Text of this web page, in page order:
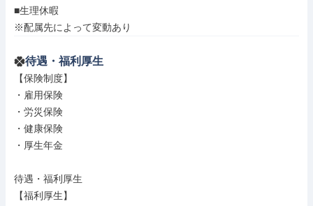
■生理休暇
※配属先によって変動あり
待遇・福利厚生
【保険制度】
・雇用保険
・労災保険
・健康保険
・厚生年金
待遇・福利厚生
【福利厚生】